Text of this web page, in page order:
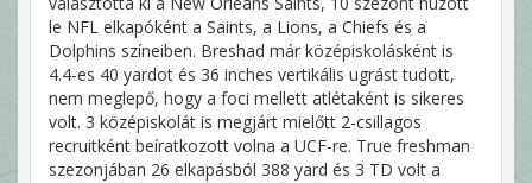
le NFL elkapóként a Saints, a Lions, a Chiefs és a
Dolphins színeiben. Breshad már középiskolásként is
4.4-es 40 yardot és 36 inches vertikális ugrást tudott,
nem meglepő, hogy a foci mellett atlétaként is sikeres
volt. 3 középiskolát is megjárt mielőtt 2-csillagos
recruitként beíratkozott volna a UCF-re. True freshman
szezonjában 26 elkapásból 388 yard és 3 TD volt a